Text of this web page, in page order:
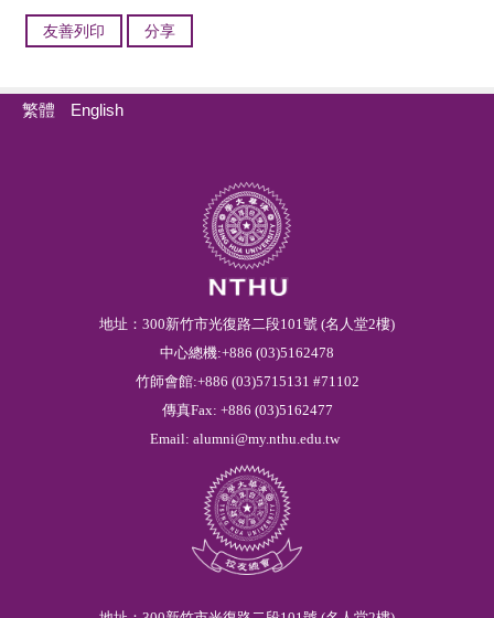
友善列印 分享
繁體 English
地址：300新竹市光復路二段101號 (名人堂2樓)
中心總機:+886 (03)5162478
竹師會館:+886 (03)5715131 #71102
傳真Fax: +886 (03)5162477
Email: alumni@my.nthu.edu.tw